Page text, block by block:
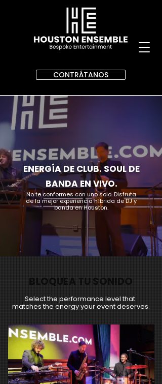
CONTRÁTANOS
ENERGÍA DE CLUB. SOUL DE
BANDA EN VIVO.
No te conformes con uno solo. Disfruta
de la mejor experiencia híbrida de DJ y
banda en Houston.
BLOQUEA TU SONIDO
Select the performance level that
matches the energy your event deserves.